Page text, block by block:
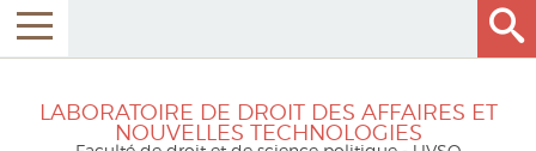
LABORATOIRE DE DROIT DES AFFAIRES ET
NOUVELLES TECHNOLOGIES